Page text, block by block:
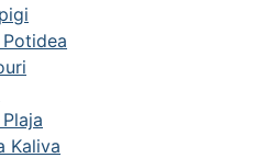
Potidea
Kaliva